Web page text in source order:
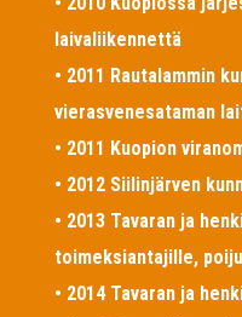
laivaliikennettä
• 2011 Rautalammin
vierasvenesataman
• 2011 Kuopion
• 2012 Siilinjärven
• 2013 Tavaran ja
toimeksiantajille,
• 2014 Tavaran ja